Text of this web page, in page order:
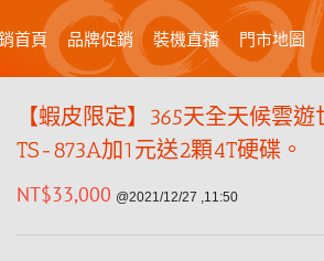
首頁 品牌促銷 裝機直播 門市地圖
【蝦皮限定】365天全天候雲遊
TS-873A加1元送2顆4T硬碟。
NT$33,000 @2021/12/27 ,11:50